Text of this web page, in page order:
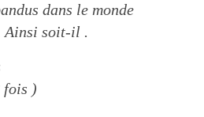
dans le monde
Ainsi soit-il .
fois )